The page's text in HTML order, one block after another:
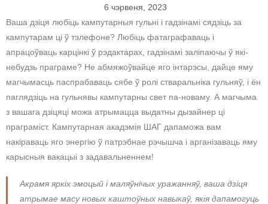
6 чэрвеня, 2023
Ваша дзіця любіць кампутарныя гульні і гадзінамі сядзіць за
кампутарам ці ў тэлефоне? Любіць фатаграфаваць і
апрацоўваць карцінкі ў рэдактарах, гадзінамі заліпаючы ў які-
небудзь праграме? Не абмяжоўвайце яго інтарэсы, дайце яму
магчымасць паспрабаваць сябе ў ролі стваральніка гульняў, і ён
паглядзіць на гульнявы кампутарны свет па-новаму. А магчыма
з вашага дзіцяці можа атрымацца выдатны дызайнер ці
праграміст. Кампутарная акадэмія ШАГ дапаможа вам
накіраваць яго энергію ў патрэбнае рэчышча і арганізаваць яму
карысныя вакацыі з задавальненнем!
Акрамя яркіх эмоцый і маляўнічых уражанняў, ваша дзіця
атрымае масу новых каштоўных навыкаў, якія дапамогуць